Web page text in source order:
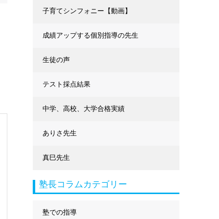
に強くなる
子育てシンフォニー【動画】
成績アップする個別指導の先生
生徒の声
テスト採点結果
中学、高校、大学合格実績
ありさ先生
真巳先生
塾長コラムカテゴリー
塾での指導